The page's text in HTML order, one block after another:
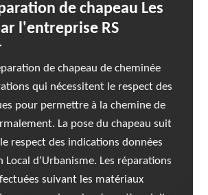
de chapeau Les
l'entreprise RS
de chapeau de cheminée
qui nécessitent le respect des
pour permettre à la chemine de
La pose du chapeau suit
le respect des indications données
Local d’Urbanisme. Les réparations
suivant les matériaux